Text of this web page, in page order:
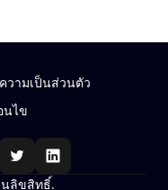
วามเป็นส่วนตัว
นไข
นลิขสิทธิ์.